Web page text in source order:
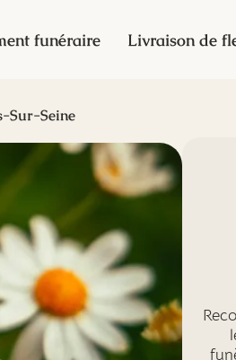
funéraire Livraison de
Sur-Seine